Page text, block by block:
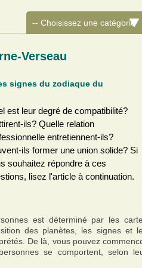
Verseau
signes du zodiaque du
est leur degré de compatibilité?
ils? Quelle relation
entretiennent-ils?
ils former une union solide? Si
souhaitez répondre à ces
lisez l'article à continuation.
est déterminé par les
des planètes, les signes et
De là, vous pouvez
se comportent, selon